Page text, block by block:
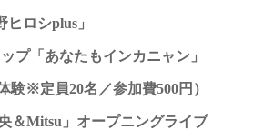
ロシplus」
プ「あなたもインカニャン」
験※定員20名／参加費500円）
＆Mitsu」オープニングライブ